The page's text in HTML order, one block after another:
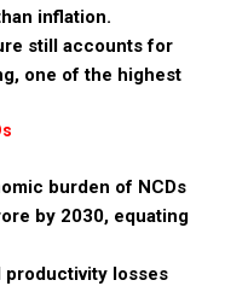
inflation.
still accounts for
one of the highest
burden of NCDs
by 2030, equating
productivity losses